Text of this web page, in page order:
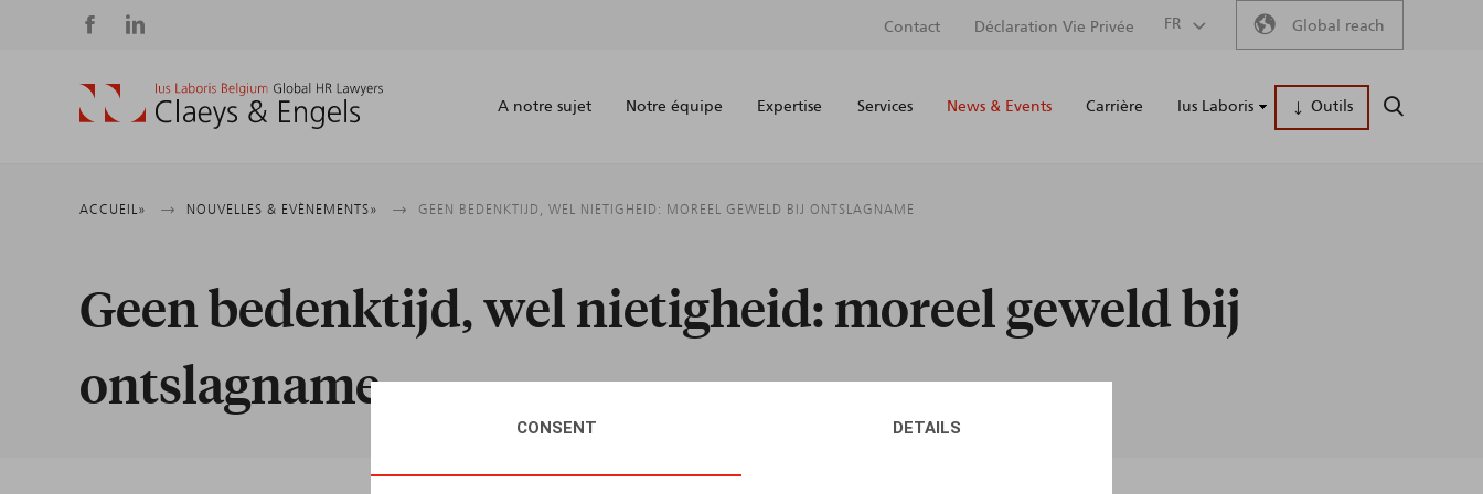
CONSENT DETAILS
Social
media
Secondary
menu
Contact Déclaration Vie Privée FR Global reach
Main
A notre sujet Notre équipe Expertise Services News & Events Carrière Ius Laboris Outils
Fil
d'Ariane
ACCUEIL NOUVELLES & EVÈNEMENTS GEEN BEDENKTIJD, WEL NIETIGHEID: MOREEL GEWELD BIJ ONTSLAGNAME
Geen bedenktijd, wel nietigheid: moreel geweld bij
ontslagname